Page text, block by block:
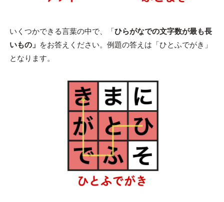
いくつかできる言葉の中で、「ひらがなでの文字数が最も長
いもの」 をお答えください。例題の答えは「ひとふでがき」
となります。